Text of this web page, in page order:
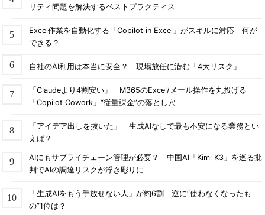
リティ問題を解決するベストプラクティス
Excel作業を自動化する「Copilot in Excel」がスキルに対応 何が
できる？
自社のAI利用は本当に安全？ 現場放任に潜む「4大リスク」
「Claudeより4割安い」 M365のExcel/メール操作を丸投げる
「Copilot Cowork」“従量課金”の落とし穴
「アイデア出しを抜いた」 生成AIなしで最も不安になる業務とい
えば？
AIにもサプライチェーン管理が必要？ 中国AI「Kimi K3」を巡る批
判でAIの調達リスクが浮き彫りに
「生成AIをもう手放せない人」が約6割 逆に“使わなくなったも
の”1位は？